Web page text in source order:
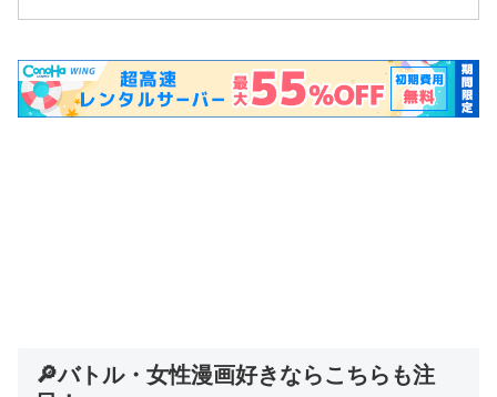
🔎バトル・女性漫画好きならこちらも注